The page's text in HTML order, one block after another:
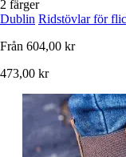
2 färger
Dublin Ridstövlar för
Från 604,00 kr
473,00 kr